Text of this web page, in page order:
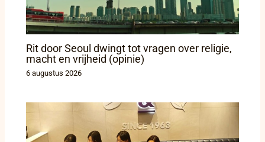
Rit door Seoul dwingt tot vragen over religie,
macht en vrijheid (opinie)
6 augustus 2026